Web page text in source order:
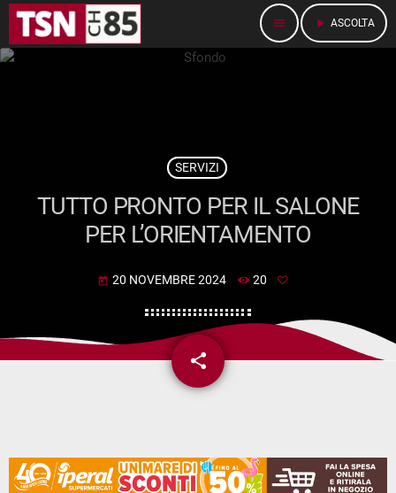
menu play_arrow ASCOLTA
SERVIZI
TUTTO PRONTO PER IL SALONE
PER L’ORIENTAMENTO
today 20 NOVEMBRE 2024 20
share
email